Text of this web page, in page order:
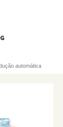
automática